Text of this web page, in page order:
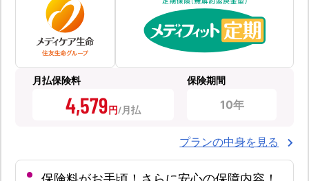
月払保険料
4,579円
保険期間
10年
プランの中身を見る